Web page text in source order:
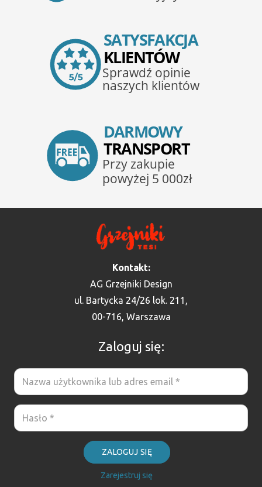
Kontakt:
AG Grzejniki Design
ul. Bartycka 24/26 lok. 211,
00-716, Warszawa
Zaloguj się:
ZALOGUJ SIĘ
Zarejestruj się